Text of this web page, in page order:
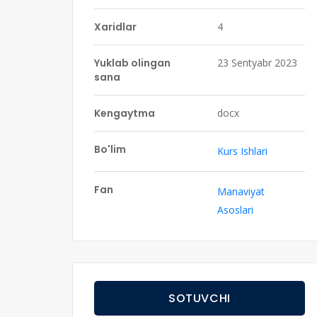
Xaridlar 4
Yuklab olingan
sana
23 Sentyabr 2023
Kengaytma docx
Bo'lim Kurs Ishlari
Fan
Manaviyat
Asoslari
SOTUVCHI